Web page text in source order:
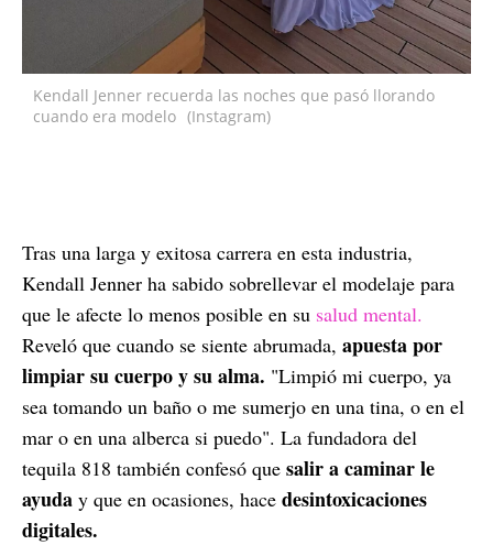
Kendall Jenner recuerda las noches que pasó llorando
cuando era modelo (Instagram)
Tras una larga y exitosa carrera en esta industria,
Kendall Jenner ha sabido sobrellevar el modelaje para
que le afecte lo menos posible en su salud mental.
Reveló que cuando se siente abrumada, apuesta por
limpiar su cuerpo y su alma. "Limpió mi cuerpo, ya
sea tomando un baño o me sumerjo en una tina, o en el
mar o en una alberca si puedo". La fundadora del
tequila 818 también confesó que salir a caminar le
ayuda y que en ocasiones, hace desintoxicaciones
digitales.